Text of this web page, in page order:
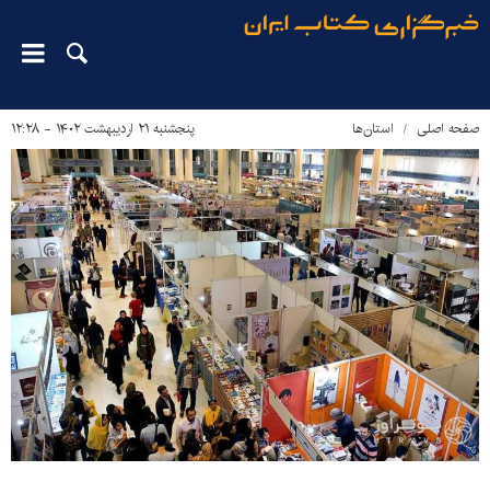
صفحه اصلی استان‌ها پنجشنبه ۲۱ اردیبهشت ۱۴۰۲ - ۱۲:۲۸